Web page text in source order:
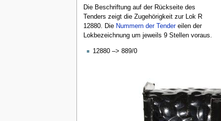
Die Beschriftung auf der Rückseite des
Tenders zeigt die Zugehörigkeit zur Lok R
12880. Die Nummern der Tendereilen der
Lokbezeichnung um jeweils 9 Stellen voraus.
12880 –> 889/0